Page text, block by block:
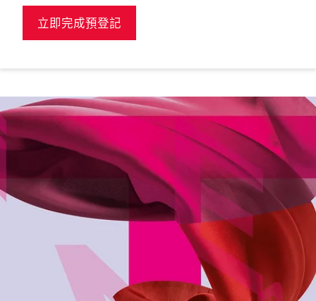
立即完成預登記